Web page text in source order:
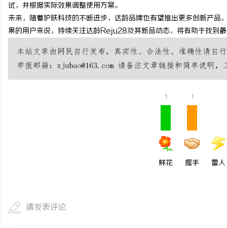
试，并根据实际效果调整使用方案。
未来，随着护肤科技的不断进步，达龄品牌也有望推出更多创新产
果的用户来说，持续关注达龄Reju28及其新品动态，将有助于找到
1
鲜花
1
握手 雷人
请发表评论
婉灵动，一眼万年！久匠量身定制的眉眼 麻花影视：打造中国喜